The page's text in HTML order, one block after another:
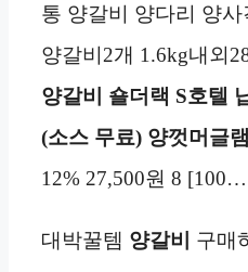
통 양갈비 양다리 양
양갈비2개 1.6kg내외
양갈비 숄더랙 S호텔
(소스 무료) 양껏머글
12% 27,500원 8 [100…
대박꿀템 양갈비
구매